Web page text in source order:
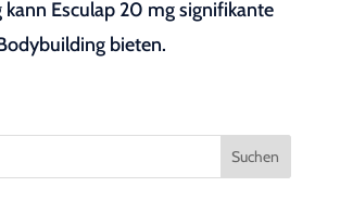
Esculap 20 mg signifikante
bieten.
Suchen